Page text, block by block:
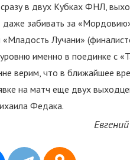
в двух Кубках ФНЛ,
забивать за
«Младость Лучани»
именно в поединке с
верим, что в ближайшее
на матч еще двух
Федака.